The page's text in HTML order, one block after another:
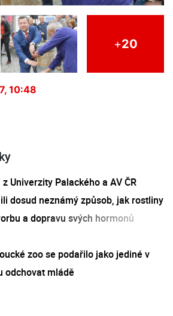
+20
10:48
z Univerzity Palackého a AV ČR
dosud neznámý způsob, jak rostliny
a dopravu svých hormonů
zoo se podařilo jako jediné v
odchovat mládě